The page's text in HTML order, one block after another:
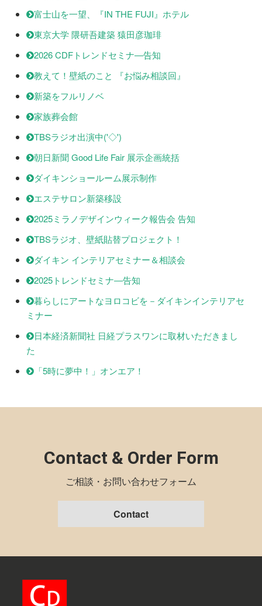
富士山を一望、『IN THE FUJI』ホテル
東京大学 隈研吾建築 猿田彦珈琲
2026 CDFトレンドセミナ―告知
教えて！壁紙のこと 『お悩み相談回』
新築をフルリノベ
家族葬会館
TBSラジオ出演中('◇')ゞ
朝日新聞 Good Life Fair 展示企画統括
ダイキンショールーム展示制作
エステサロン新築移設
2025ミラノデザインウィーク報告会 告知
TBSラジオ、壁紙貼替プロジェクト！
ダイキン インテリアセミナー＆相談会
2025トレンドセミナ―告知
暮らしにアートなヨロコビを－ダイキンインテリアセ
ミナー
日本経済新聞社 日経プラスワンに取材いただきまし
た
「5時に夢中！」オンエア！
Contact & Order Form
ご相談・お問い合わせフォーム
Contact